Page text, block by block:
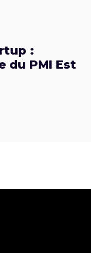
:
du PMI Est